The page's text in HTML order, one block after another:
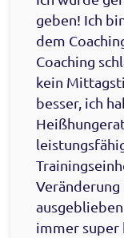
geben! Ich
dem
Coaching
kein
besser, ich
Veränderung
immer super